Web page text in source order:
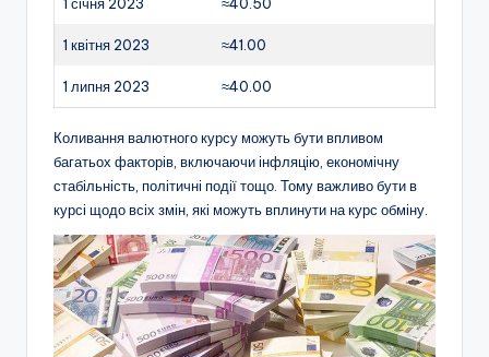
1 квітня 2023 ≈41.00
1 липня 2023 ≈40.00
Коливання валютного курсу можуть бути впливом
багатьох факторів, включаючи інфляцію, економічну
стабільність, політичні події тощо. Тому важливо бути в
курсі щодо всіх змін, які можуть вплинути на курс обміну.